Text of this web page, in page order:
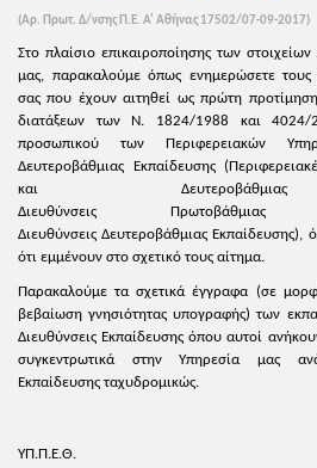
(Αρ. Πρωτ. Δ/νσης Π.Ε. Α' Αθήνας 17502/07-09-2017)
Στο πλαίσιο επικαιροποίησης των
μας, παρακαλούμε όπως ενημερώσετε τους
σας που έχουν αιτηθεί ως πρώτη προτίμηση
διατάξεων των Ν. 1824/1988 και 4024/
προσωπικού των Περιφερειακών
Δευτεροβάθμιας Εκπαίδευσης
και
Διευθύνσεις
Διευθύνσεις Δευτεροβάθμιας
ότι εμμένουν στο σχετικό τους αίτημα.
Παρακαλούμε τα σχετικά έγγραφα (σε
βεβαίωση γνησιότητας υπογραφής) των
Διευθύνσεις Εκπαίδευσης όπου αυτοί
συγκεντρωτικά στην Υπηρεσία μας
Εκπαίδευσης ταχυδρομικώς.
ΥΠ.Π.Ε.Θ.